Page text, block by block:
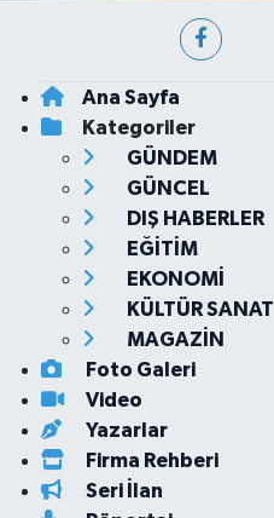
Ana Sayfa
Kategoriler
GÜNDEM
GÜNCEL
DIŞ HABERLER
EĞİTİM
EKONOMİ
KÜLTÜR SANAT
MAGAZİN
Foto Galeri
Video
Yazarlar
Firma Rehberi
Seri İlan